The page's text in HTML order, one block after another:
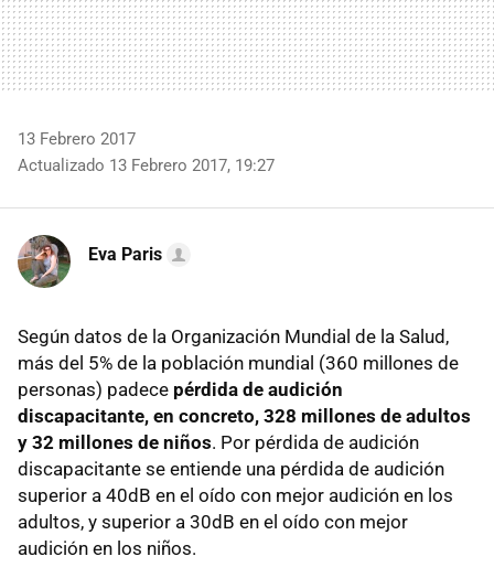
13 Febrero 2017
Actualizado 13 Febrero 2017, 19:27
Eva Paris
Según datos de la Organización Mundial de la Salud,
más del 5% de la población mundial (360 millones de
personas) padece pérdida de audición
discapacitante, en concreto, 328 millones de adultos
y 32 millones de niños. Por pérdida de audición
discapacitante se entiende una pérdida de audición
superior a 40dB en el oído con mejor audición en los
adultos, y superior a 30dB en el oído con mejor
audición en los niños.